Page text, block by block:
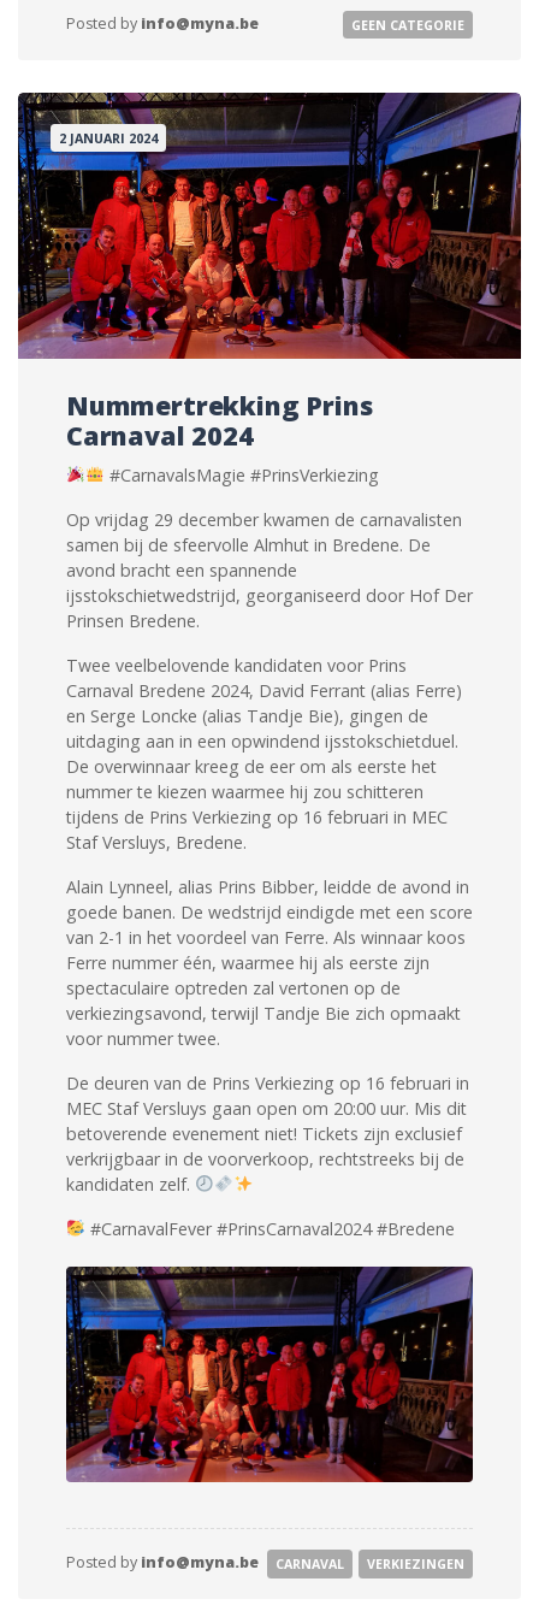
Posted by info@myna.be GEEN CATEGORIE
2 JANUARI 2024
Nummertrekking Prins
Carnaval 2024
#CarnavalsMagie #PrinsVerkiezing
Op vrijdag 29 december kwamen de carnavalisten
samen bij de sfeervolle Almhut in Bredene. De
avond bracht een spannende
ijsstokschietwedstrijd, georganiseerd door Hof Der
Prinsen Bredene.
Twee veelbelovende kandidaten voor Prins
Carnaval Bredene 2024, David Ferrant (alias Ferre)
en Serge Loncke (alias Tandje Bie), gingen de
uitdaging aan in een opwindend ijsstokschietduel.
De overwinnaar kreeg de eer om als eerste het
nummer te kiezen waarmee hij zou schitteren
tijdens de Prins Verkiezing op 16 februari in MEC
Staf Versluys, Bredene.
Alain Lynneel, alias Prins Bibber, leidde de avond in
goede banen. De wedstrijd eindigde met een score
van 2-1 in het voordeel van Ferre. Als winnaar koos
Ferre nummer één, waarmee hij als eerste zijn
spectaculaire optreden zal vertonen op de
verkiezingsavond, terwijl Tandje Bie zich opmaakt
voor nummer twee.
De deuren van de Prins Verkiezing op 16 februari in
MEC Staf Versluys gaan open om 20:00 uur. Mis dit
betoverende evenement niet! Tickets zijn exclusief
verkrijgbaar in de voorverkoop, rechtstreeks bij de
kandidaten zelf.
#CarnavalFever #PrinsCarnaval2024 #Bredene
Posted by info@myna.be CARNAVAL VERKIEZINGEN